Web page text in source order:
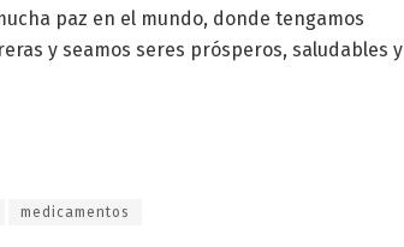
paz en el mundo, donde tengamos
y seamos seres prósperos, saludables y
medicamentos